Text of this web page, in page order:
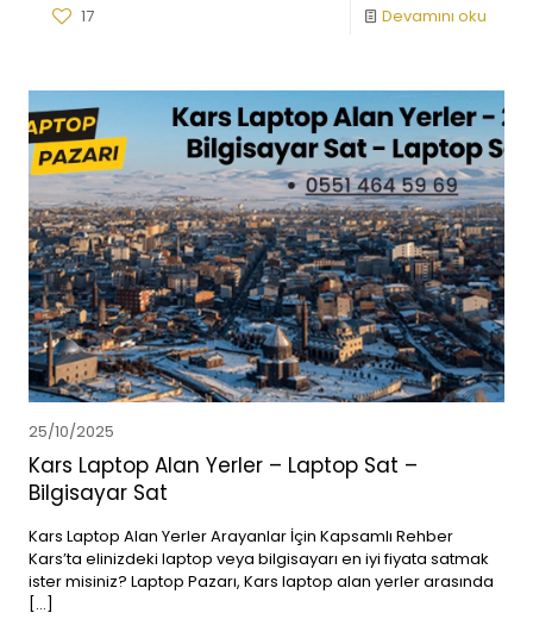
17 Devamını oku
25/10/2025
Kars Laptop Alan Yerler – Laptop Sat –
Bilgisayar Sat
Kars Laptop Alan Yerler Arayanlar İçin Kapsamlı Rehber
Kars’ta elinizdeki laptop veya bilgisayarı en iyi fiyata satmak
ister misiniz? Laptop Pazarı, Kars laptop alan yerler arasında
[…]